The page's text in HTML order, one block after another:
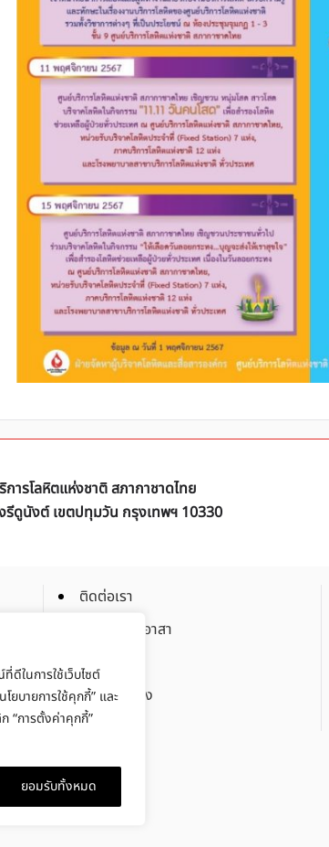
ดีในการใช้เว็บไซต์
ยบายการใช้คุกกี้” และ
“การตั้งค่าคุกกี้”
ยอมรับทั้งหมด
ารโลหิตแห่งชาติ สภากาชาดไทย
รีดูนังต์ เขตปทุมวัน กรุงเทพฯ 10330
ติดต่อเรา
ร่วมเป็นจิตอาสา
สมัครงาน
จัดซื้อจัดจ้าง
reserved.